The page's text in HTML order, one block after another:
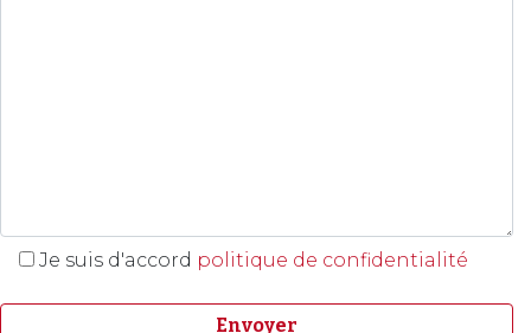
Je suis d'accord politique de confidentialité